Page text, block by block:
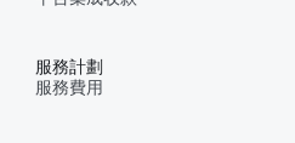
服務計劃
服務費用